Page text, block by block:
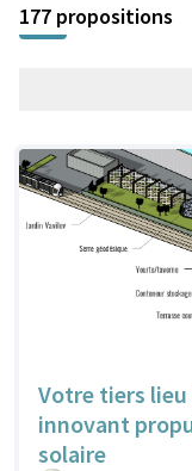
177 propositions
Votre tiers
innovant
solaire